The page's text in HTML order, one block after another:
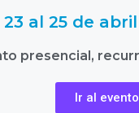
23 al 25 de
presencial,
Ir al evento